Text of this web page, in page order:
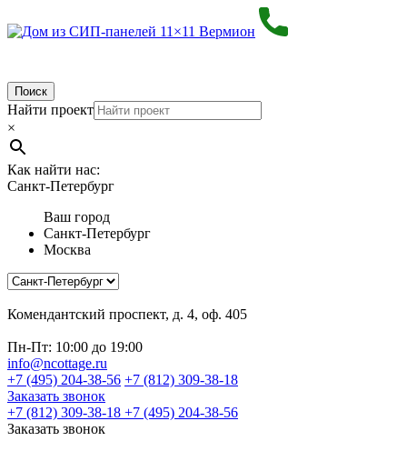
Поиск
Найти проект
×
Как найти нас:
Санкт-Петербург
Ваш город
Санкт-Петербург
Москва
Комендантский проспект, д. 4, оф. 405
Пн-Пт: 10:00 до 19:00
info@ncottage.ru
+7 (495) 204-38-56 +7 (812) 309-38-18
Заказать звонок
+7 (812) 309-38-18 +7 (495) 204-38-56
Заказать звонок